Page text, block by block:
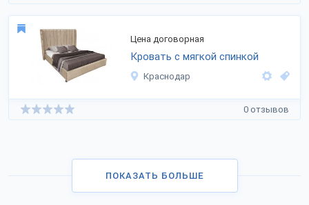
Цена договорная
Кровать с мягкой спинкой
Краснодар
0 отзывов
ПОКАЗАТЬ БОЛЬШЕ